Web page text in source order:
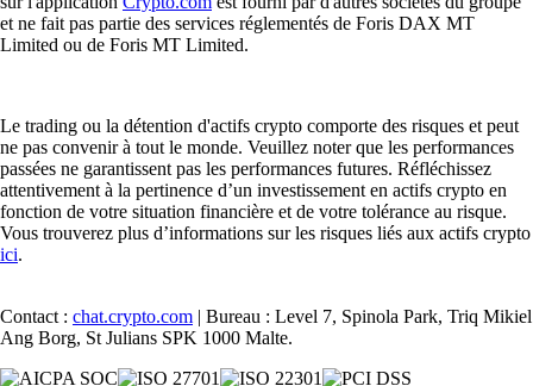
et ne fait pas partie des services réglementés de Foris DAX MT
Limited ou de Foris MT Limited.
Le trading ou la détention d'actifs crypto comporte des risques et peut
ne pas convenir à tout le monde. Veuillez noter que les performances
passées ne garantissent pas les performances futures. Réfléchissez
attentivement à la pertinence d’un investissement en actifs crypto en
fonction de votre situation financière et de votre tolérance au risque.
Vous trouverez plus d’informations sur les risques liés aux actifs crypto
ici.
Contact : chat.crypto.com | Bureau : Level 7, Spinola Park, Triq Mikiel
Ang Borg, St Julians SPK 1000 Malte.